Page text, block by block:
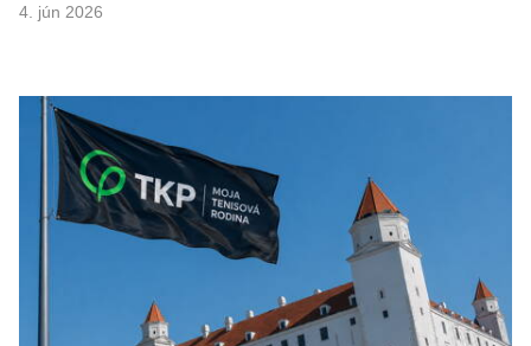
4. jún 2026